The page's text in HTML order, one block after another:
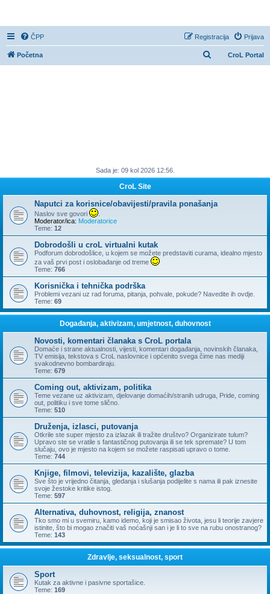
ČPP Prijava
Registracija
CroL Portal
Početna
Sada je: 09 kol 2026 12:56.
CroL Site
Naputci za korisnice/obavijesti/pravila ponašanja
Naslov sve govori
Moderator/ica: Moderatorice
Teme: 12
Dobrodošli u croL virtualni kutak
Podforum dobrodošlice, u kojem se možete predstaviti curama, idealno mjesto
za vaš prvi post i oslobađanje od treme
Teme: 766
Korisnička i tehnička podrška
Problemi vezani uz rad foruma, pitanja, pohvale, pokude? Navedite ih ovdje.
Teme: 69
Događanja, aktivizam, umjetnost, duhovnost
Novosti, komentari članaka s CroL portala
Domaće i strane aktualnosti, vijesti, komentari događanja, novinskih članaka,
TV emisija, tekstova s CroL naslovnice i općenito svega čime nas mediji
svakodnevno bombardiraju.
Teme: 679
Coming out, aktivizam, politika
Teme vezane uz aktivizam, djelovanje domaćih/stranih udruga, Pride, coming
out, politiku i sve tome slično.
Teme: 510
Druženja, izlasci, putovanja
Otkrile ste super mjesto za izlazak ili tražite društvo? Organizirate tulum?
Upravo ste se vratile s fantastičnog putovanja ili se tek spremate? U tom
slučaju, ovo je mjesto na kojem se možete raspisati upravo o tome.
Teme: 744
Knjige, filmovi, televizija, kazalište, glazba
Sve što je vrijedno čitanja, gledanja i slušanja podijelite s nama ili pak iznesite
svoje žestoke kritike istog.
Teme: 597
Alternativa, duhovnost, religija, znanost
Tko smo mi u svemiru, kamo idemo, koji je smisao života, jesu li teorije zavjere
istinite, što bi mogao značiti vaš noćašnji san i je li to sve na rubu onostranog?
Teme: 143
Zdravlje, seksualnost, sport
Sport
Kutak za aktivne i pasivne sportašice.
Teme: 169